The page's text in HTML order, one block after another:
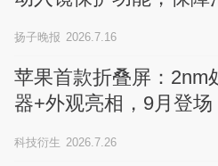
扬子晚报 2026.7.16
苹果首款折叠屏：2nm
器+外观亮相，9月登场
科技衍生 2026.7.26